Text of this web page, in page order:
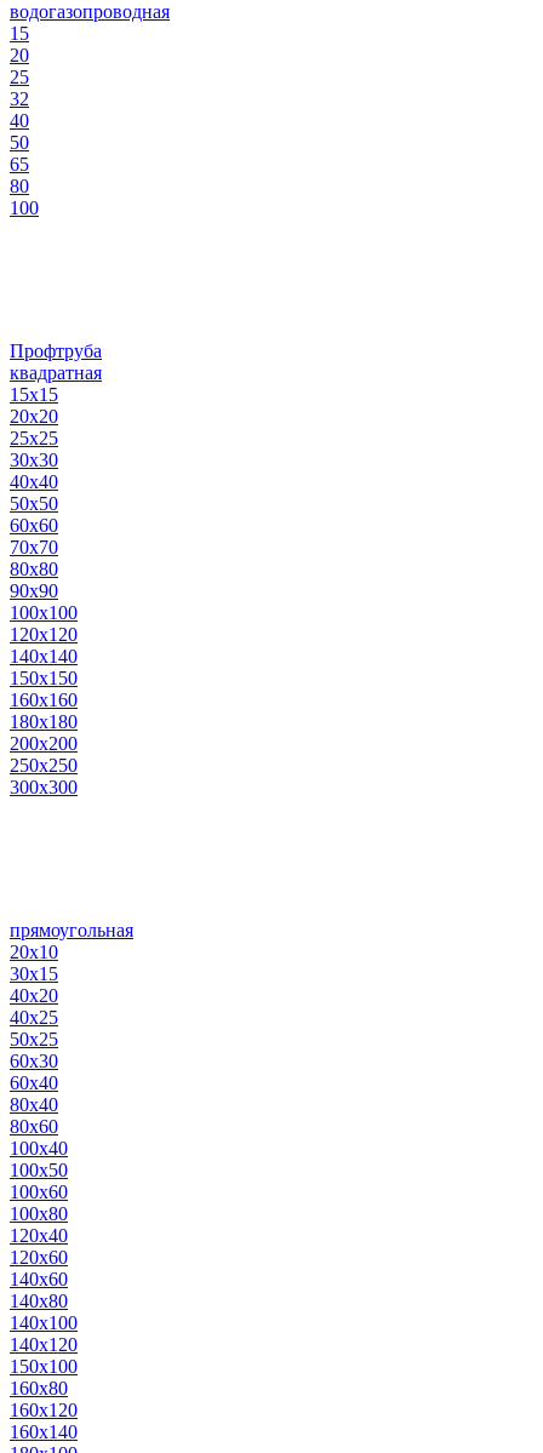
водогазопроводная
15
20
25
32
40
50
65
80
100
Профтруба
квадратная
15х15
20х20
25х25
30х30
40х40
50х50
60х60
70х70
80х80
90х90
100х100
120х120
140х140
150х150
160х160
180х180
200х200
250х250
300х300
прямоугольная
20х10
30х15
40х20
40х25
50х25
60х30
60х40
80х40
80х60
100х40
100х50
100х60
100х80
120х40
120х60
140х60
140х80
140х100
140х120
150х100
160х80
160х120
160х140